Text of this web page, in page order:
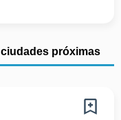
ciudades próximas